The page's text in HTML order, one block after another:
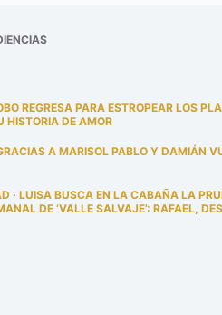
REGRESA PARA ESTROPEAR LOS
HISTORIA DE AMOR
A MARISOL PABLO Y DAMIÁN
·LUISA BUSCA EN LA CABAÑA LA
DE ‘VALLE SALVAJE’: RAFAEL,